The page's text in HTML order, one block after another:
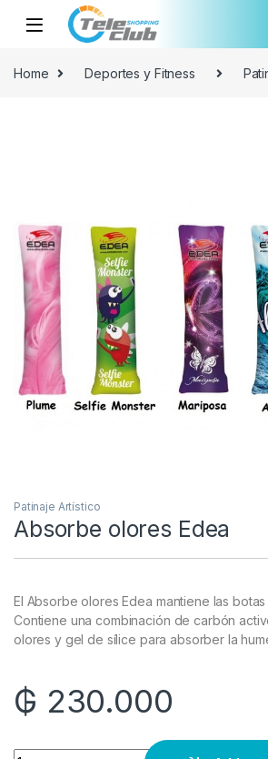
Skip to navigation
Skip to content
Home Deportes y Fitness
Patinaje Artístico
Absorbe olores Edea
El Absorbe olores Edea mantiene las
Contiene una combinación de carbón
olores y gel de sílice para absorber la
₲ 230.000
Quantity